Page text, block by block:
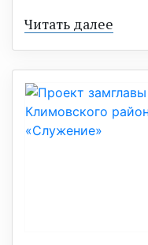
Читать далее